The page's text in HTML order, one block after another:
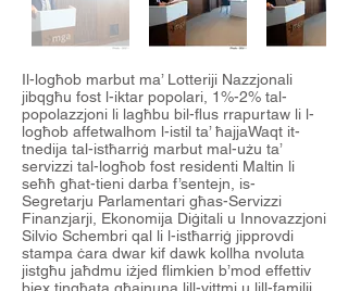
Il-logħob marbut ma’ Lotteriji Nazzjonali
jibqgħu fost l-iktar popolari, 1%-2% tal-
popolazzjoni li lagħbu bil-flus rrapurtaw li l-
logħob affetwalhom l-istil ta’ ħajjaWaqt it-
tnedija tal-istħarriġ marbut mal-użu ta’
servizzi tal-logħob fost residenti Maltin li
seħħ għat-tieni darba f’sentejn, is-
Segretarju Parlamentari għas-Servizzi
Finanzjarji, Ekonomija Diġitali u Innovazzjoni
Silvio Schembri qal li l-istħarriġ jipprovdi
stampa ċara dwar kif dawk kollha nvoluta
jistgħu jaħdmu iżjed flimkien b’mod effettiv